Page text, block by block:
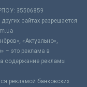
35506859
сайтах разрешается
«Актуально»,
– это реклама в
содержание рекламы
рекламой банковских